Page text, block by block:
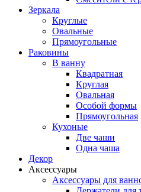
Зеркала
Круглые
Овальные
Прямоугольные
Раковины
В ванну
Квадратная
Круглая
Овальная
Особой формы
Прямоугольная
Кухоные
Две чаши
Одна чаша
Декор
Аксессуары
Аксессуары для